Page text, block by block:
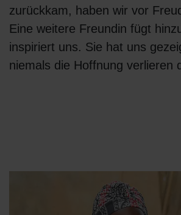
zurückkam, haben wir vor
Eine weitere Freundin fügt
inspiriert uns. Sie hat uns
niemals die Hoffnung verlieren